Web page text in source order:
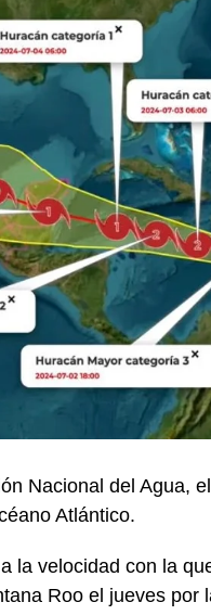
Nacional del Agua,
Atlántico.
la velocidad con la
Roo el jueves por